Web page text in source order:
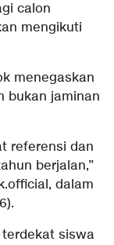
calon
mengikuti
menegaskan
bukan jaminan
referensi dan
berjalan,”
dalam
terdekat siswa